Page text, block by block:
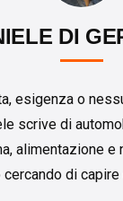
DI
esigenza o
scrive di
alimentazione
di